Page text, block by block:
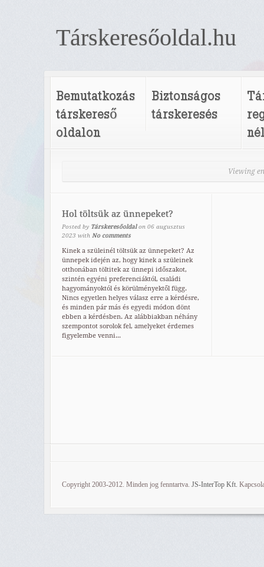
Társkeresőoldal.hu
Bemutatkozás
társkereső
oldalon
Biztonságos
társkeresés
Viewing
Hol töltsük az ünnepeket?
Posted by Társkeresőoldal on 06 augusztus
2023 with No comments
Kinek a szüleinél töltsük az ünnepeket? Az
ünnepek idején az, hogy kinek a szüleinek
otthonában töltitek az ünnepi időszakot,
szintén egyéni preferenciáktól, családi
hagyományoktól és körülményektől függ.
Nincs egyetlen helyes válasz erre a kérdésre,
és minden pár más és egyedi módon dönt
ebben a kérdésben. Az alábbiakban néhány
szempontot sorolok fel, amelyeket érdemes
figyelembe venni...
Copyright 2003-2012. Minden jog fenntartva. JS-InterTop Kft.